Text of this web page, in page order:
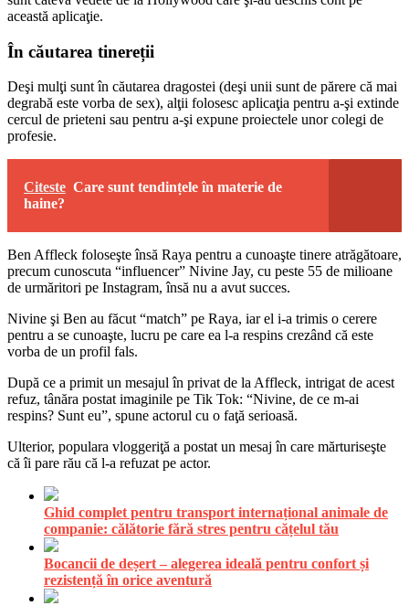
această aplicaţie.
În căutarea tinereții
Deşi mulţi sunt în căutarea dragostei (deşi unii sunt de părere că mai
degrabă este vorba de sex), alţii folosesc aplicaţia pentru a-şi extinde
cercul de prieteni sau pentru a-şi expune proiectele unor colegi de
profesie.
Citeste Care sunt tendințele în materie de
haine?
Ben Affleck foloseşte însă Raya pentru a cunoaşte tinere atrăgătoare,
precum cunoscuta “influencer” Nivine Jay, cu peste 55 de milioane
de urmăritori pe Instagram, însă nu a avut succes.
Nivine şi Ben au făcut “match” pe Raya, iar el i-a trimis o cerere
pentru a se cunoaşte, lucru pe care ea l-a respins crezând că este
vorba de un profil fals.
După ce a primit un mesajul în privat de la Affleck, intrigat de acest
refuz, tânăra postat imaginile pe Tik Tok: “Nivine, de ce m-ai
respins? Sunt eu”, spune actorul cu o faţă serioasă.
Ulterior, populara vloggeriţă a postat un mesaj în care mărturiseşte
că îi pare rău că l-a refuzat pe actor.
Ghid complet pentru transport internațional animale de
companie: călătorie fără stres pentru cățelul tău
Bocancii de deșert – alegerea ideală pentru confort și
rezistență în orice aventură